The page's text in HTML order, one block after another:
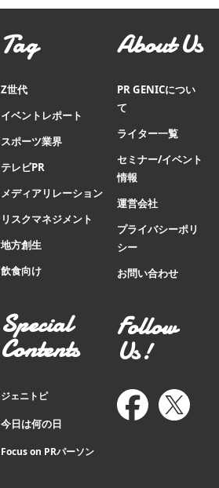
Tag
Z世代
イベントレポート
スポーツ業界
テレビPR
メディアリレーション
リスクマネジメント
地方創生
飲食向け
Special
Contents
ジェニトピ
今日は何の日
Focus on PRパーソン
About Us
PR GENICについ
て
ライター一覧
セミナー/イベント
情報
運営会社
プライバシーポリ
シー
お問い合わせ
Follow
Us!